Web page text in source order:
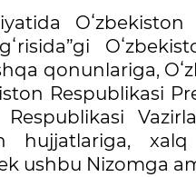
Oʻzbekiston
qonunlariga,
Respublikasi
hujjatlariga,
ushbu Nizomga